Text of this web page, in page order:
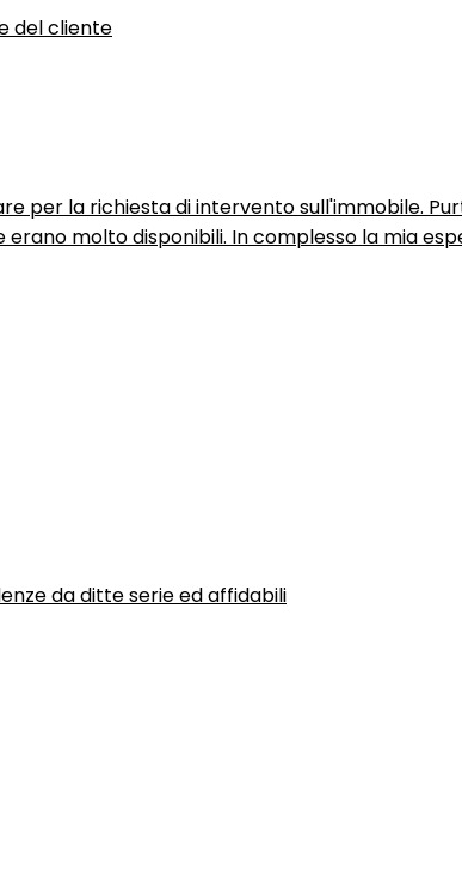
del cliente
per la richiesta di intervento sull'immobile.
molto disponibili. In complesso la mia
da ditte serie ed affidabili